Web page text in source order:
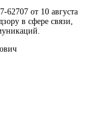
от 10 августа
в сфере связи,